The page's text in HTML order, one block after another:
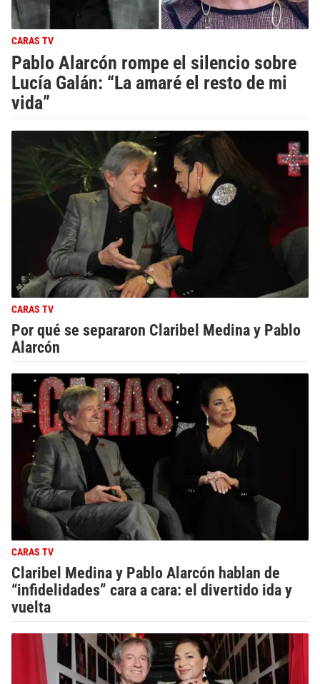
CARAS TV
Pablo Alarcón rompe el silencio sobre
Lucía Galán: “La amaré el resto de mi
vida”
CARAS TV
Por qué se separaron Claribel Medina y Pablo
Alarcón
CARAS TV
Claribel Medina y Pablo Alarcón hablan de
“infidelidades” cara a cara: el divertido ida y
vuelta